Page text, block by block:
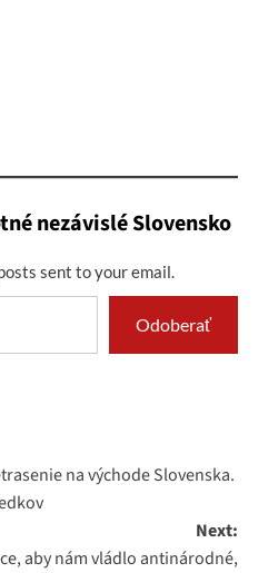
nezávislé Slovensko
sent to your email.
Odoberať
na východe Slovenska.
Next:
aby nám vládlo antinárodné,